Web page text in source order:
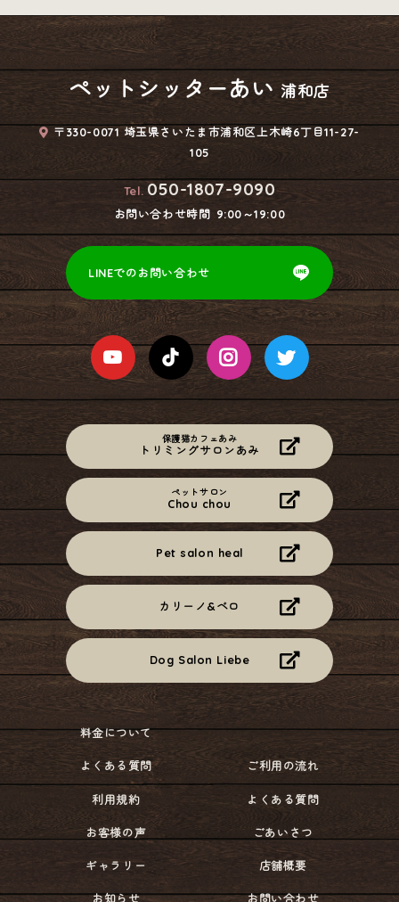
ペットシッターあい 浦和店
〒330-0071 埼玉県さいたま市浦和区上木崎6丁目11-27-
105
Tel. 050-1807-9090
お問い合わせ時間 9:00～19:00
LINEでのお問い合わせ
保護猫カフェあみ
トリミングサロンあみ
ペットサロン
Chou chou
Pet salon heal
カリーノ&ベロ
Dog Salon Liebe
料金について
よくある質問 ご利用の流れ
利用規約 よくある質問
お客様の声 ごあいさつ
ギャラリー 店舗概要
お知らせ お問い合わせ